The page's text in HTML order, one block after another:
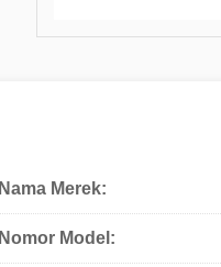
Nama Merek:
Nomor Model: